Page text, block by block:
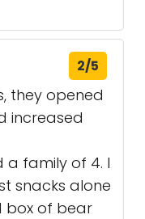
2/5
they opened
increased
a family of 4. I
snacks alone
box of bear